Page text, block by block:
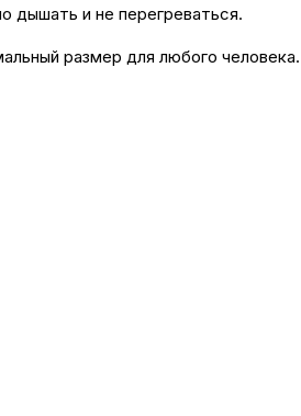
дышать и не перегреваться.
размер для любого